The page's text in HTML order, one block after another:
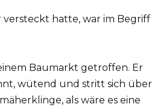
versteckt hatte, war im Begriff
Baumarkt getroffen. Er
wütend und stritt sich über
als wäre es eine